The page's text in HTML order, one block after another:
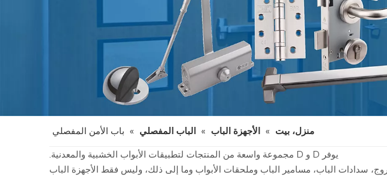
منزل، بيت » الأجهزة الباب » الباب المفصلي » باب الأمن المفصلي
يوفر D و D مجموعة واسعة من المنتجات لتطبيقات الأبواب الخشبية والمعدنية.
سدادات الباب، مسامير الباب وملحقات الأبواب وما إلى ذلك، وليس فقط الأجهزة الباب